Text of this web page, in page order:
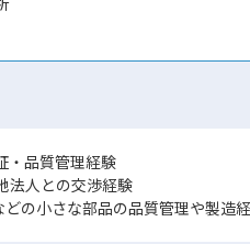
・品質管理経験
法人との交渉経験
さな部品の品質管理や製造